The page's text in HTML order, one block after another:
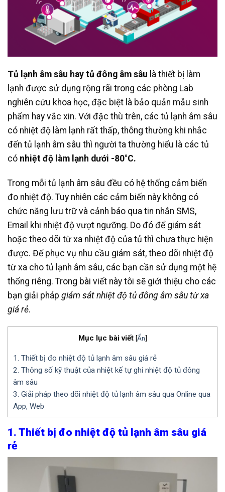
Tủ lạnh âm sâu hay tủ đông âm sâu là thiết bị làm
lạnh được sử dụng rộng rãi trong các phòng Lab
nghiên cứu khoa học, đặc biệt là bảo quản mẫu sinh
phẩm hay vắc xin. Với đặc thù trên, các tủ lạnh âm sâu
có nhiệt độ làm lạnh rất thấp, thông thường khi nhắc
đến tủ lạnh âm sâu thì người ta thường hiểu là các tủ
có nhiệt độ làm lạnh dưới -80°C.
Trong mỗi tủ lạnh âm sâu đều có hệ thống cảm biến
đo nhiệt độ. Tuy nhiên các cảm biến này không có
chức năng lưu trữ và cảnh báo qua tin nhắn SMS,
Email khi nhiệt độ vượt ngưỡng. Do đó để giám sát
hoặc theo dõi từ xa nhiệt độ của tủ thì chưa thực hiện
được. Để phục vụ nhu cầu giám sát, theo dõi nhiệt độ
từ xa cho tủ lạnh âm sâu, các bạn cần sử dụng một hệ
thống riêng. Trong bài viết này tôi sẽ giới thiệu cho các
bạn giải pháp giám sát nhiệt độ tủ đông âm sâu từ xa
giá rẻ.
Mục lục bài viết [Ẩn]
1. Thiết bị đo nhiệt độ tủ lạnh âm sâu giá rẻ
2. Thông số kỹ thuật của nhiệt kế tự ghi nhiệt độ tủ đông
âm sâu
3. Giải pháp theo dõi nhiệt độ tủ lạnh âm sâu qua Online qua
App, Web
1. Thiết bị đo nhiệt độ tủ lạnh âm sâu giá
rẻ